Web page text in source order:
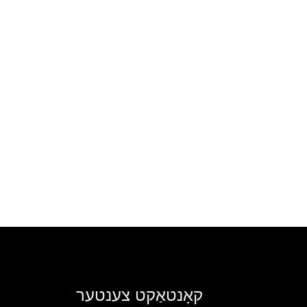
קאָנטאַקט צענטער